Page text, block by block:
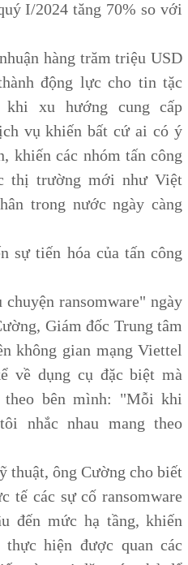
I/2024 tăng 70% so với
hàng trăm triệu USD
động lực cho tin tặc
khi xu hướng cung cấp
vụ khiến bất cứ ai có ý
khiến các nhóm tấn công
thị trường mới như Việt
trong nước ngày càng
sự tiến hóa của tấn công
ransomware" ngày
Giám đốc Trung tâm
không gian mạng Viettel
về dụng cụ đặc biệt mà
theo bên mình: "Mỗi khi
nhắc nhau mang theo
thuật, ông Cường cho biết
tế các sự cố ransomware
đến mức hạ tầng, khiến
hiện được quan các